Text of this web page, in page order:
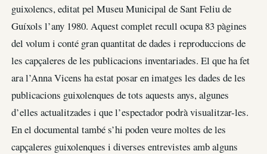
guixolencs, editat pel Museu Municipal de Sant Feliu de
Guíxols l’any 1980. Aquest complet recull ocupa 83 pàgines
del volum i conté gran quantitat de dades i reproduccions de
les capçaleres de les publicacions inventariades. El que ha fet
ara l’Anna Vicens ha estat posar en imatges les dades de les
publicacions guixolenques de tots aquests anys, algunes
d’elles actualitzades i que l’espectador podrà visualitzar-les.
En el documental també s’hi poden veure moltes de les
capçaleres guixolenques i diverses entrevistes amb alguns